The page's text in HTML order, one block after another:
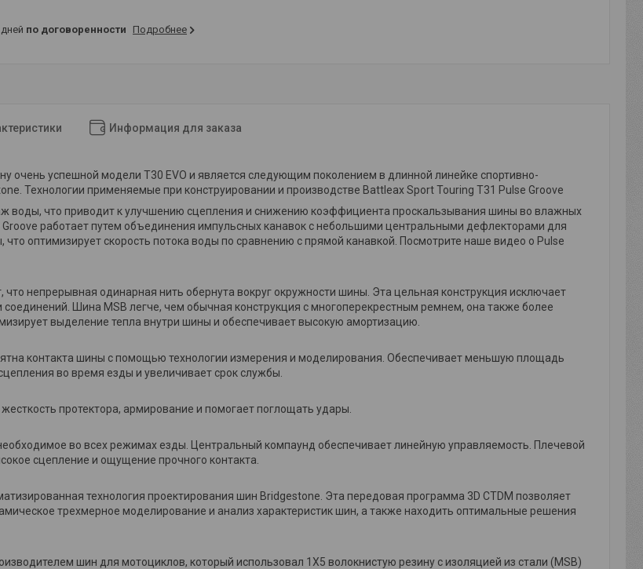
по договоренности Подробнее
Информация для заказа
очень успешной модели T30 EVO и является следующим поколением в длинной линейке спортивно-
Технологии применяемые при конструировании и производстве Battleax Sport Touring T31 Pulse Groove
воды, что приводит к улучшению сцепления и снижению коэффициента проскальзывания шины во влажных
Groove работает путем объединения импульсных канавок с небольшими центральными дефлекторами для
оптимизирует скорость потока воды по сравнению с прямой канавкой. Посмотрите наше видео о Pulse
что непрерывная одинарная нить обернута вокруг окружности шины. Эта цельная конструкция исключает
Шина MSB легче, чем обычная конструкция с многоперекрестным ремнем, она также более
выделение тепла внутри шины и обеспечивает высокую амортизацию.
контакта шины с помощью технологии измерения и моделирования. Обеспечивает меньшую площадь
во время езды и увеличивает срок службы.
протектора, армирование и помогает поглощать удары.
во всех режимах езды. Центральный компаунд обеспечивает линейную управляемость. Плечевой
сцепление и ощущение прочного контакта.
технология проектирования шин Bridgestone. Эта передовая программа 3D CTDM позволяет
трехмерное моделирование и анализ характеристик шин, а также находить оптимальные решения
шин для мотоциклов, который использовал 1X5 волокнистую резину с изоляцией из стали (MSB)